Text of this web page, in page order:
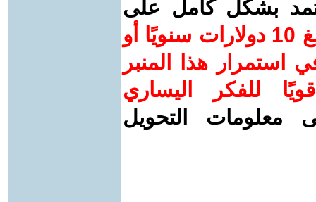
بشكل كامل على
ساهم/ي معنا! بدعمكم بمبلغ 10 دولارات سنويًا أو
استمرار هذا المنبر
للفكر اليساري
معلومات التحويل